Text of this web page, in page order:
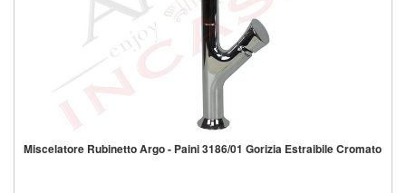
Miscelatore Rubinetto Argo - Paini 3186/01 Gorizia Estraibile Cromato